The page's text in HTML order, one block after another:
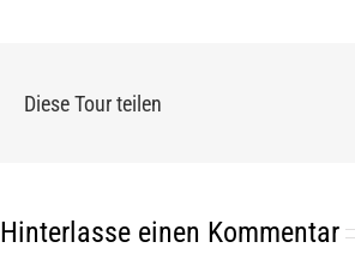
Diese Tour teilen
Hinterlasse einen Kommentar